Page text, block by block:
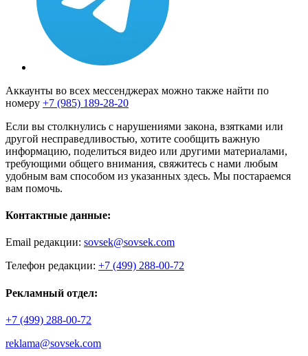
Аккаунты во всех мессенджерах можно также найти по
номеру +7 (985) 189-28-20
Если вы столкнулись с нарушениями закона, взятками или
другой несправедливостью, хотите сообщить важную
информацию, поделиться видео или другими материалами,
требующими общего внимания, свяжитесь с нами любым
удобным вам способом из указанных здесь. Мы постараемся
вам помочь.
Контактные данные:
Email редакции: sovsek@sovsek.com
Телефон редакции: +7 (499) 288-00-72
Рекламный отдел:
+7 (499) 288-00-72
reklama@sovsek.com